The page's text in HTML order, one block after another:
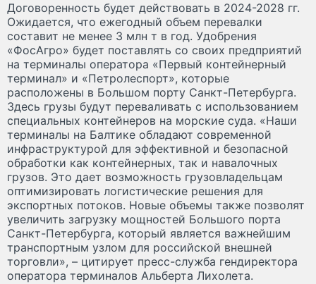
Договоренность будет действовать в 2024-2028 гг.
Ожидается, что ежегодный объем перевалки
составит не менее 3 млн т в год. Удобрения
«ФосАгро» будет поставлять со своих предприятий
на терминалы оператора «Первый контейнерный
терминал» и «Петролеспорт», которые
расположены в Большом порту Санкт-Петербурга.
Здесь грузы будут переваливать с использованием
специальных контейнеров на морские суда. «Наши
терминалы на Балтике обладают современной
инфраструктурой для эффективной и безопасной
обработки как контейнерных, так и навалочных
грузов. Это дает возможность грузовладельцам
оптимизировать логистические решения для
экспортных потоков. Новые объемы также позволят
увеличить загрузку мощностей Большого порта
Санкт-Петербурга, который является важнейшим
транспортным узлом для российской внешней
торговли», – цитирует пресс-служба гендиректора
оператора терминалов Альберта Лихолета.